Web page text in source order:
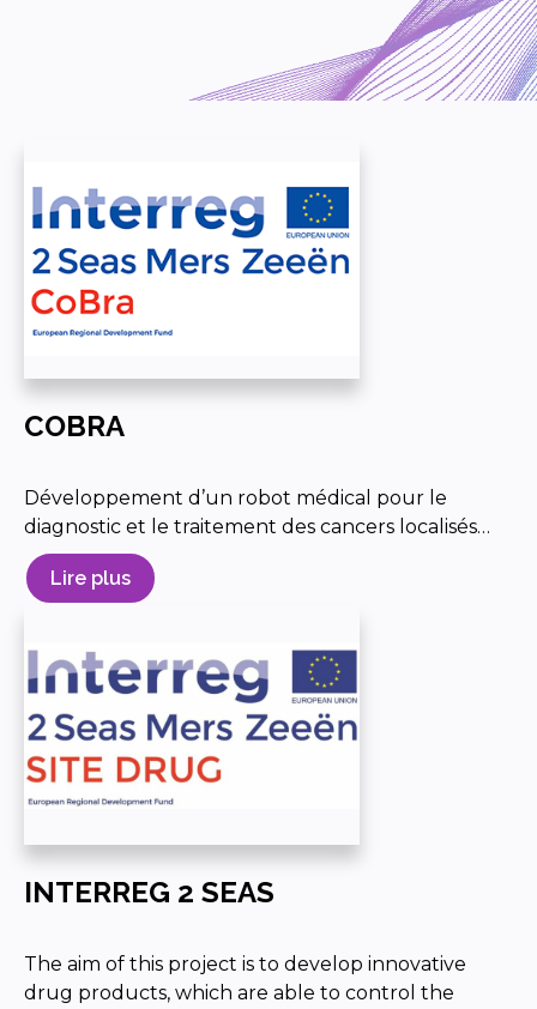
COBRA
Développement d’un robot médical pour le
diagnostic et le traitement des cancers localisés…
Lire plus
INTERREG 2 SEAS
The aim of this project is to develop innovative
drug products, which are able to control the